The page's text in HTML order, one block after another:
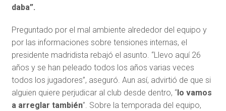
daba”.
Preguntado por el mal ambiente alrededor del equipo y
por las informaciones sobre tensiones internas, el
presidente madridista rebajó el asunto. “Llevo aquí 26
años y se han peleado todos los años varias veces
todos los jugadores”, aseguró. Aun así, advirtió de que si
alguien quiere perjudicar al club desde dentro, “lo vamos
a arreglar también”. Sobre la temporada del equipo,